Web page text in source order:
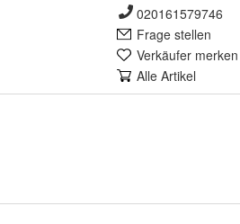
020161579746
Frage stellen
Verkäufer merken
Alle Artikel